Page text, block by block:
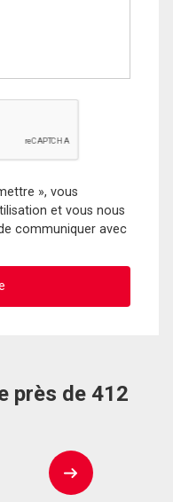
», vous
et vous nous
communiquer avec
près de 412